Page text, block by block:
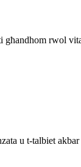
għandhom rwol
u t-talbiet